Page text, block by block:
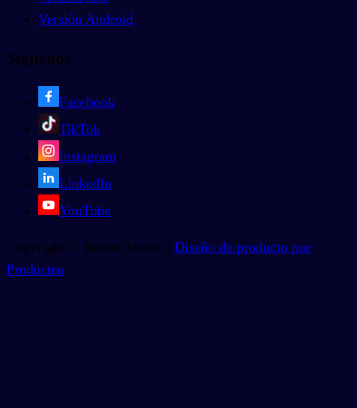
Versión Android
Síguenos
Facebook
TikTok
Instagram
LinkedIn
YouTube
Copyright © BoostChinese | Diseño de producto por
Productea